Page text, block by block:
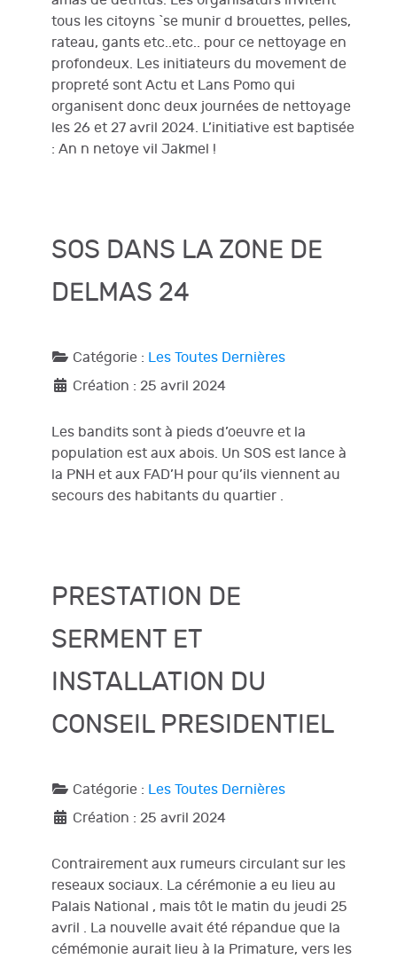
tous les citoyns `se munir d brouettes, pelles,
rateau, gants etc..etc.. pour ce nettoyage en
profondeux. Les initiateurs du movement de
propreté sont Actu et Lans Pomo qui
organisent donc deux journées de nettoyage
les 26 et 27 avril 2024. L’initiative est baptisée
: An n netoye vil Jakmel !
SOS DANS LA ZONE DE
DELMAS 24
Catégorie : Les Toutes Dernières
Création : 25 avril 2024
Les bandits sont à pieds d’oeuvre et la
population est aux abois. Un SOS est lance à
la PNH et aux FAD’H pour qu’ils viennent au
secours des habitants du quartier .
PRESTATION DE
SERMENT ET
INSTALLATION DU
CONSEIL PRESIDENTIEL
Catégorie : Les Toutes Dernières
Création : 25 avril 2024
Contrairement aux rumeurs circulant sur les
reseaux sociaux. La cérémonie a eu lieu au
Palais National , mais tôt le matin du jeudi 25
avril . La nouvelle avait été répandue que la
cémémonie aurait lieu à la Primature, vers les